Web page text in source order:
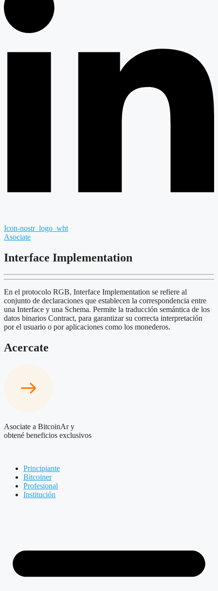
Icon-nostr_logo_wht
Asociate
Interface Implementation
En el protocolo RGB, Interface Implementation se refiere al
conjunto de declaraciones que establecen la correspondencia entre
una Interface y una Schema. Permite la traducción semántica de los
datos binarios Contract, para garantizar su correcta interpretación
por el usuario o por aplicaciones como los monederos.
Acercate
Asociate a BitcoinAr y
obtené beneficios exclusivos
Principiante
Bitcoiner
Profesional
Institución